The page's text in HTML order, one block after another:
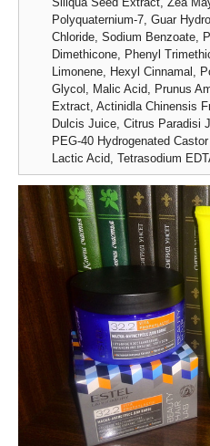
Polyquaternium-7, Guar
Chloride, Sodium Benzoate,
Dimethicone, Phenyl
Limonene, Hexyl Cinnamal,
Glycol, Malic Acid, Prunus
Extract, Actinidla Chinensis
Dulcis Juice, Citrus Paradisi
PEG-40 Hydrogenated
Lactic Acid, Tetrasodium